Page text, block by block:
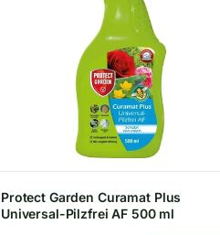
Protect Garden Curamat Plus
Universal-Pilzfrei AF 500 ml